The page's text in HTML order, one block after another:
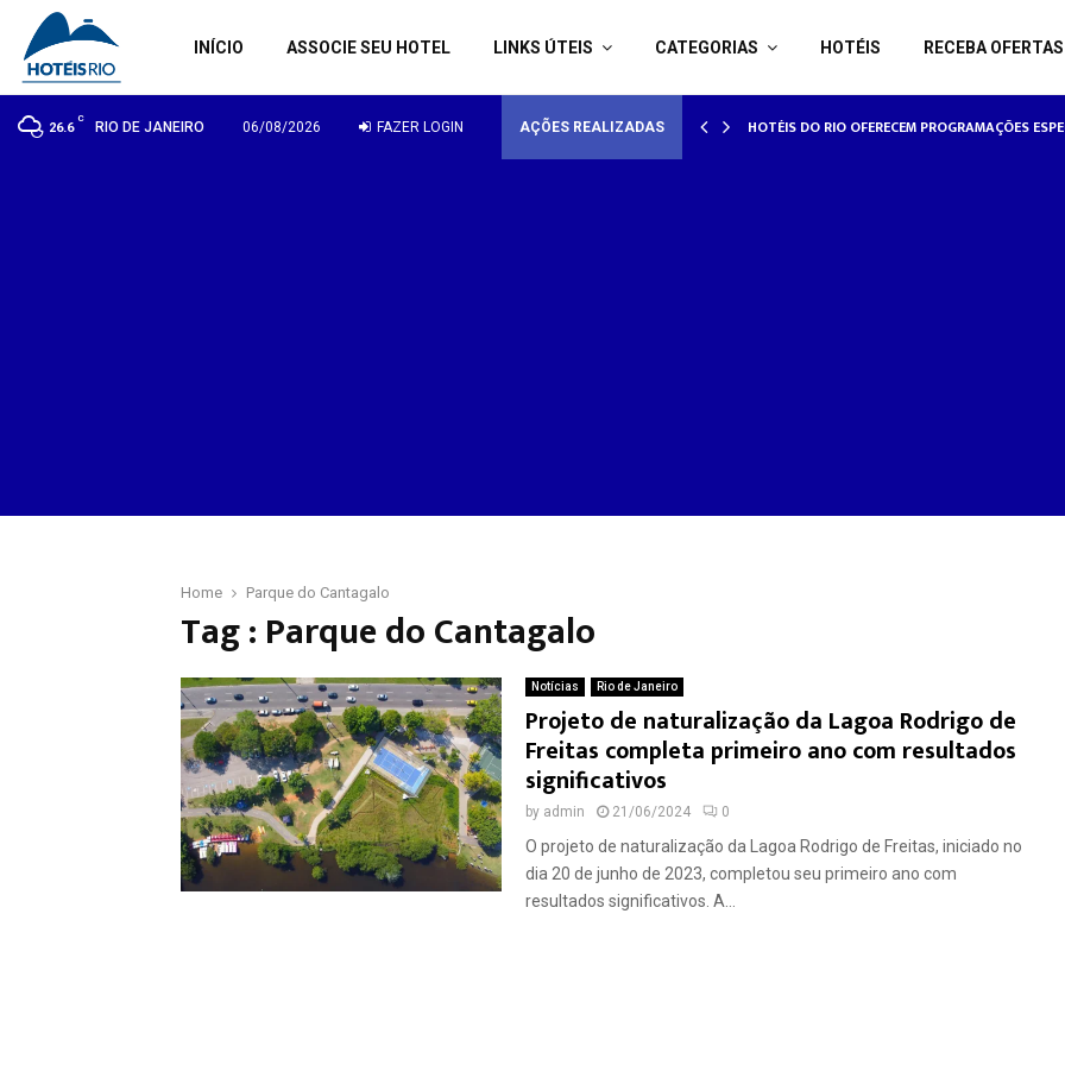
INÍCIO ASSOCIE SEU HOTEL LINKS ÚTEIS CATEGORIAS HOTÉIS RECEBA OFERTAS
26.6
C
RIO DE JANEIRO 06/08/2026 FAZER LOGIN AÇÕES REALIZADAS HOTÉIS DO RIO OFERECEM PROGRAMAÇÕES
HOTÉISRIO REALIZA CICLO DE SEMINÁRIOS
Home Parque do Cantagalo
Tag : Parque do Cantagalo
Notícias Rio de Janeiro
Projeto de naturalização da Lagoa Rodrigo de
Freitas completa primeiro ano com resultados
significativos
by admin 21/06/2024 0
O projeto de naturalização da Lagoa Rodrigo de Freitas, iniciado no
dia 20 de junho de 2023, completou seu primeiro ano com
resultados significativos. A...